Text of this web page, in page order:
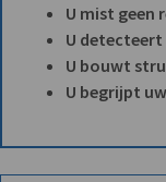
U mist geen
U detecteert
U bouwt
U begrijpt